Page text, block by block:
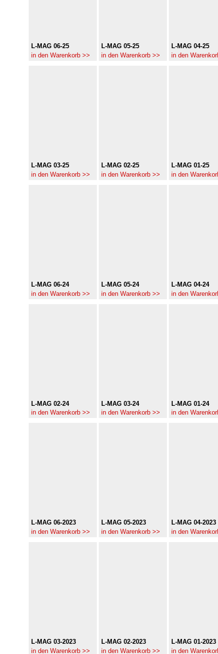
L-MAG 06-25
in den Warenkorb >>
L-MAG 05-25
in den Warenkorb >>
L-MAG 04-25
in den
L-MAG 03-25
in den Warenkorb >>
L-MAG 02-25
in den Warenkorb >>
L-MAG 01-25
in den
L-MAG 06-24
in den Warenkorb >>
L-MAG 05-24
in den Warenkorb >>
L-MAG 04-24
in den
L-MAG 02-24
in den Warenkorb >>
L-MAG 03-24
in den Warenkorb >>
L-MAG 01-24
in den
L-MAG 06-2023
in den Warenkorb >>
L-MAG 05-2023
in den Warenkorb >>
L-MAG 04-2023
in den
L-MAG 03-2023
in den Warenkorb >>
L-MAG 02-2023
in den Warenkorb >>
L-MAG 01-2023
in den